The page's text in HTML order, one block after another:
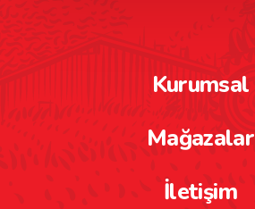
Kurumsal
Mağazalar
İletişim